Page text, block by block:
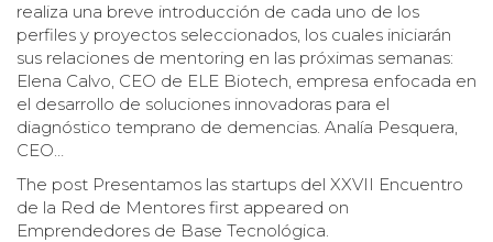
realiza una breve introducción de cada uno de los
perfiles y proyectos seleccionados, los cuales iniciarán
sus relaciones de mentoring en las próximas semanas:
Elena Calvo, CEO de ELE Biotech, empresa enfocada en
el desarrollo de soluciones innovadoras para el
diagnóstico temprano de demencias. Analía Pesquera,
CEO…
The post Presentamos las startups del XXVII Encuentro
de la Red de Mentores first appeared on
Emprendedores de Base Tecnológica.